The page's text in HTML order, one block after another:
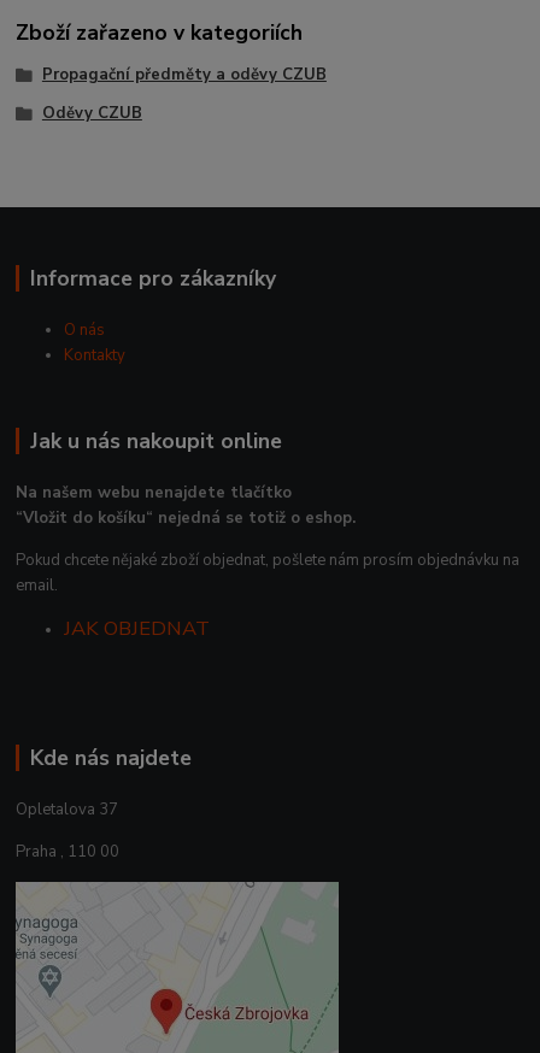
Zboží zařazeno v kategoriích
Propagační předměty a oděvy CZUB
Oděvy CZUB
Informace pro zákazníky
O nás
Kontakty
Jak u nás nakoupit online
Na našem webu nenajdete tlačítko
“Vložit do košíku“ nejedná se totiž o eshop.
Pokud chcete nějaké zboží objednat, pošlete nám prosím objednávku na
email.
JAK OBJEDNAT
Kde nás najdete
Opletalova 37
Praha , 110 00